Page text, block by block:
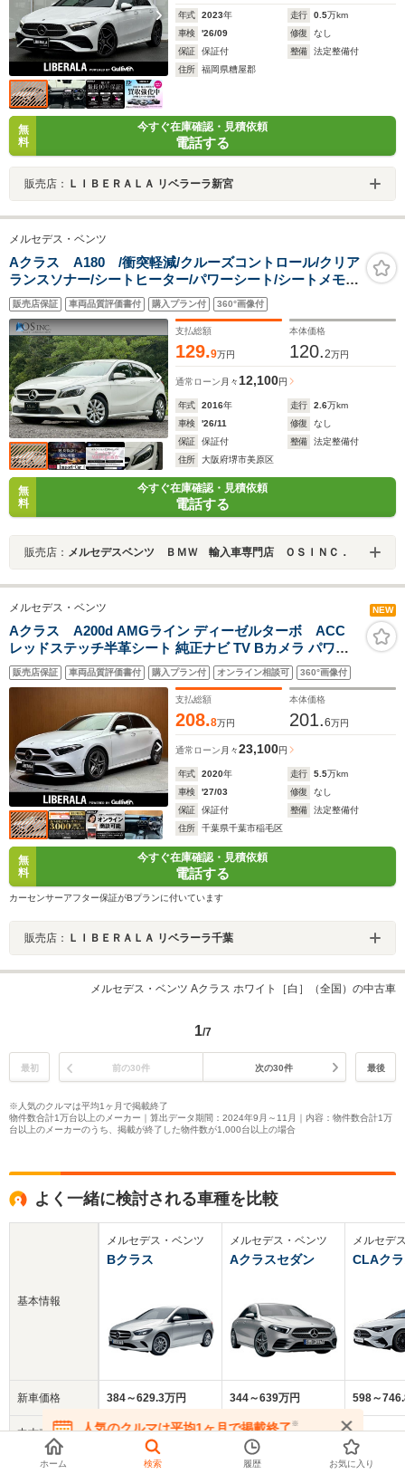
年式 2023年 走行 0.5万km
車検
'26/09 修復
なし
保証
保証付 整備
法定整備付
住所
福岡県糟屋郡
無
料
今すぐ在庫確認・見積依頼
電話する
販売店： ＬＩＢＥＲＡＬＡ リベラーラ新宮
メルセデス・ベンツ
Aクラス A180 /衝突軽減/クルーズコントロール/クリア
ランスソナー/シートヒーター/パワーシート/シートメモリ
ー/ハーフレザーシート/アイドリングストップ/ETC/バッ
クカメラ/Bluetooth/純正ナビ・TV
販売店保証 車両品質評価書付 購入プラン付 360°画像付
支払総額
129.9万円
本体価格
120.2万円
通常ローン 月々 12,100円
年式 2016年 走行 2.6万km
車検
'26/11 修復
なし
保証
保証付 整備
法定整備付
住所
大阪府堺市美原区
無
料
今すぐ在庫確認・見積依頼
電話する
販売店： メルセデスベンツ ＢＭＷ 輸入車専門店 ＯＳＩＮＣ．
メルセデス・ベンツ NEW
Aクラス A200d AMGライン ディーゼルターボ ACC
レッドステッチ半革シート 純正ナビ TV Bカメラ パワー
シート シートヒーター マルチビームLED アダプティブハ
イビームアシスト 純正AMG18インチAW アクティブパー
キング レーダーセーフティPKG ドラレコ ETC
販売店保証 車両品質評価書付 購入プラン付 オンライン相談可 360°画像付
支払総額
208.8万円
本体価格
201.6万円
通常ローン 月々23,100円
年式 2020年 走行 5.5万km
車検
'27/03 修復
なし
保証
保証付 整備
法定整備付
住所
千葉県千葉市稲毛区
無
料
今すぐ在庫確認・見積依頼
電話する
カーセンサーアフター保証がBプランに付いています
販売店： ＬＩＢＥＲＡＬＡ リベラーラ千葉
メルセデス・ベンツ Aクラス ホワイト［白］（全国）の中古車
1/7
最初 前の30件 次の30件 最後
※人気のクルマは平均1ヶ月で掲載終了
物件数合計1万台以上のメーカー｜算出データ期間：2024年9月～11月｜内容：物件数合計1万
台以上のメーカーのうち、掲載が終了した物件数が1,000台以上の場合
よく一緒に検討される車種を比較
基本情報
新車価格
中古車
平均価格
メルセデス・ベンツ
Bクラス
384～629.3万円
276.6万円
メルセデス・ベンツ
Aクラスセダン
344～639万円
297.8万円
メルセデ
CLAク
598～
‐‐‐万円
人気のクルマは平均1ヶ月で掲載終了※
在庫が無くなる前にお問い合わせください
ホーム 検索 履歴 お気に入り